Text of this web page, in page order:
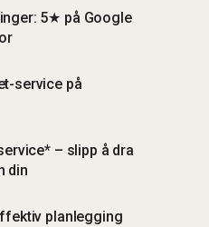
5★ på Google
service på
– slipp å dra
din
planlegging